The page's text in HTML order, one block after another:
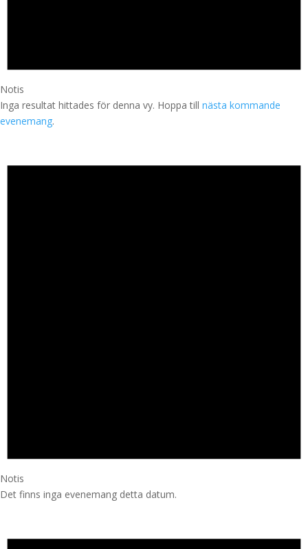
Notis
Inga resultat hittades för denna vy. Hoppa till nästa kommande
evenemang.
Notis
Det finns inga evenemang detta datum.